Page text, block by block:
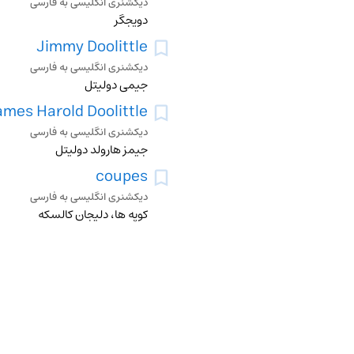
دویجگر
Jimmy Doolittle
دیکشنری انگلیسی به فارسی
جیمی دولیتل
Harold Doolittle
دیکشنری انگلیسی به فارسی
جیمز هارولد دولیتل
coupes
دیکشنری انگلیسی به فارسی
کوپه ها، دلیجان کالسکه